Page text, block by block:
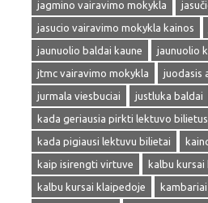
jagmino vairavimo mokykla
jasucio vairavimo mokykla kainos
jaunuolio baldai kaune
jaunuolio
jtmc vairavimo mokykla
juodasis
jurmala viesbuciai
justluka baldai
kada geriausia pirkti lektuvo bilietus
kada pigiausi lektuvu bilietai
kaip isirengti virtuve
kalbu kursai
kalbu kursai klaipedoje